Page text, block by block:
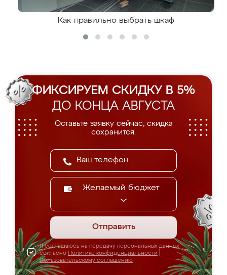
Как правильно выбрать шкаф
ФИКСИРУЕМ СКИДКУ В 5%
ДО КОНЦА АВГУСТА
Оставьте заявку сейчас, скидка
сохранится.
Желаемый бюджет
Отправить
Я соглашаюсь на передачу персональных данных
согласно Политике конфиденциальности
Пользовательскому соглашению